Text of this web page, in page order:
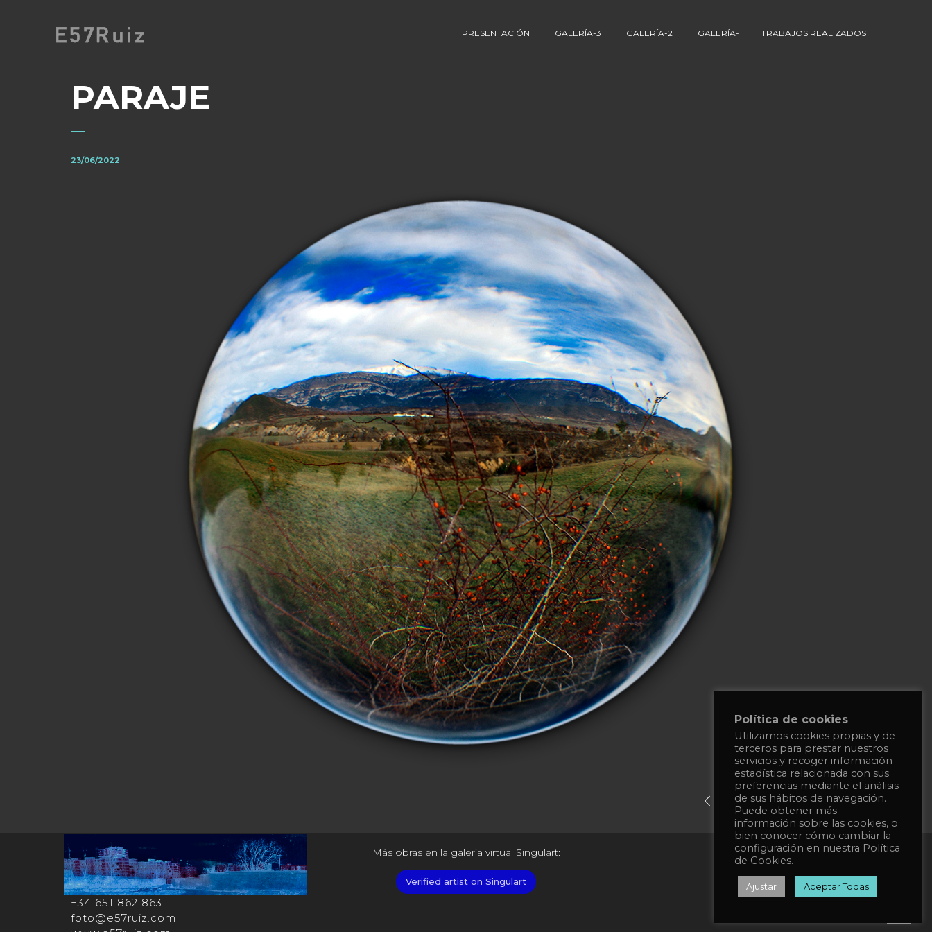
PRESENTACIÓN GALERÍA-3 GALERÍA-2 GALERÍA-1 TRABAJOS REALIZADOS
PARAJE
23/06/2022
previous post next post
+34 651 862 863
foto@e57ruiz.com
Más obras en la galería virtual Singulart:
Verified artist on Singulart
Política de privacidad
Política de Cookies
Política de cookies
Utilizamos cookies propias y de
terceros para prestar nuestros
servicios y recoger información
estadística relacionada con sus
preferencias mediante el análisis
de sus hábitos de navegación.
Puede obtener más
información sobre las cookies, o
bien conocer cómo cambiar la
configuración en nuestra Política
de Cookies.
Ajustar Aceptar Todas